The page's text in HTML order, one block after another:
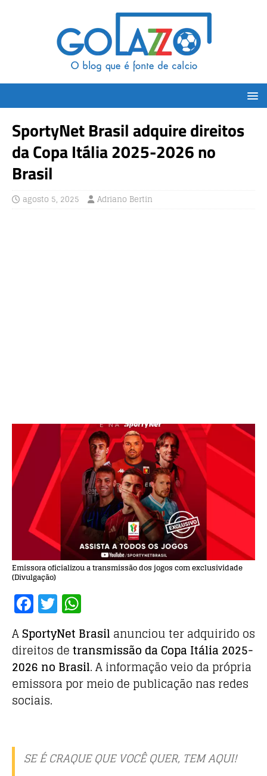
SportyNet Brasil adquire direitos
da Copa Itália 2025-2026 no
Brasil
agosto 5, 2025 Adriano Bertin
Emissora oficializou a transmissão dos jogos com exclusividade
(Divulgação)
F
a
c
e
b
o
T
w
it
te
r
h
at
s
A
p
ASportyNet Brasil anunciou ter adquirido os
direitos detransmissão da Copa Itália 2025-
2026 no Brasil. A informação veio da própria
emissora por meio de publicação nas redes
sociais.
SE É CRAQUE QUE VOCÊ QUER, TEM AQUI!